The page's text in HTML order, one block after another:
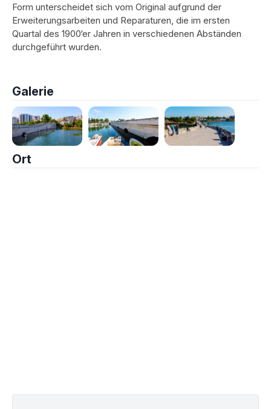
Form unterscheidet sich vom Original aufgrund der
Erweiterungsarbeiten und Reparaturen, die im ersten
Quartal des 1900‘er Jahren in verschiedenen Abständen
durchgeführt wurden.
Galerie
Ort